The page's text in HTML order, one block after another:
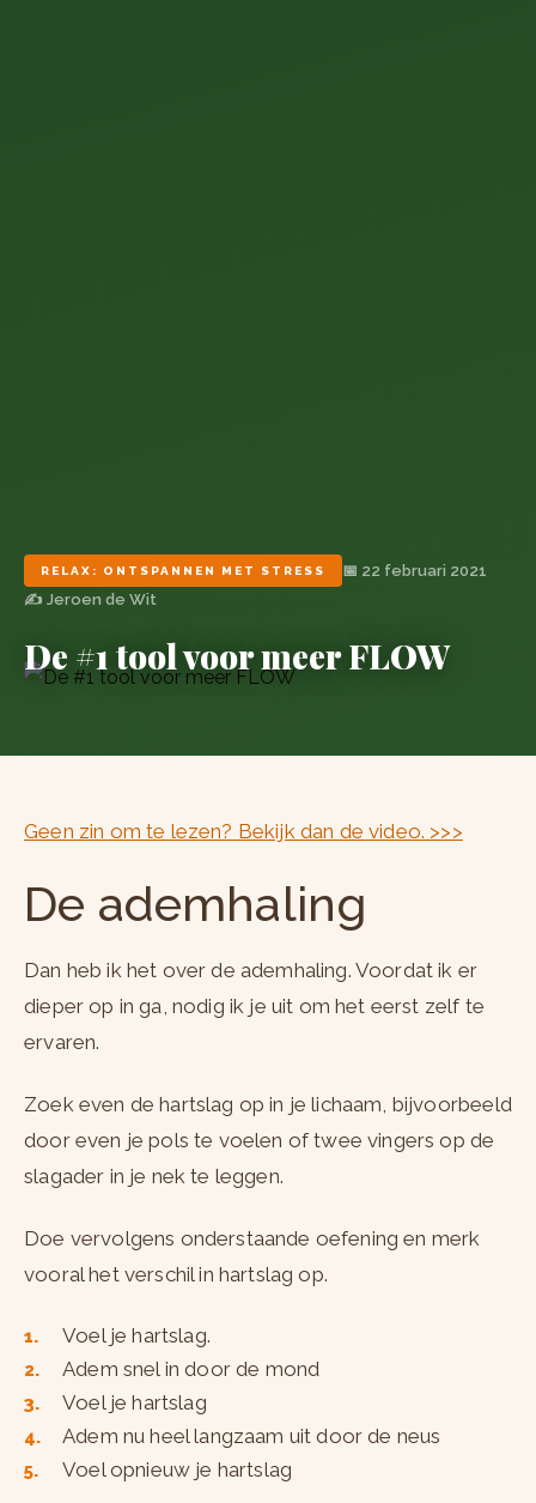
RELAX: ONTSPANNEN MET STRESS
📅 22 februari 2021
✍️ Jeroen de Wit
De #1 tool voor meer FLOW
Geen zin om te lezen? Bekijk dan de video. >>>
De ademhaling
Dan heb ik het over de ademhaling. Voordat ik er
dieper op in ga, nodig ik je uit om het eerst zelf te
ervaren.
Zoek even de hartslag op in je lichaam, bijvoorbeeld
door even je pols te voelen of twee vingers op de
slagader in je nek te leggen.
Doe vervolgens onderstaande oefening en merk
vooral het verschil in hartslag op.
Voel je hartslag.
Adem snel in door de mond
Voel je hartslag
Adem nu heel langzaam uit door de neus
Voel opnieuw je hartslag